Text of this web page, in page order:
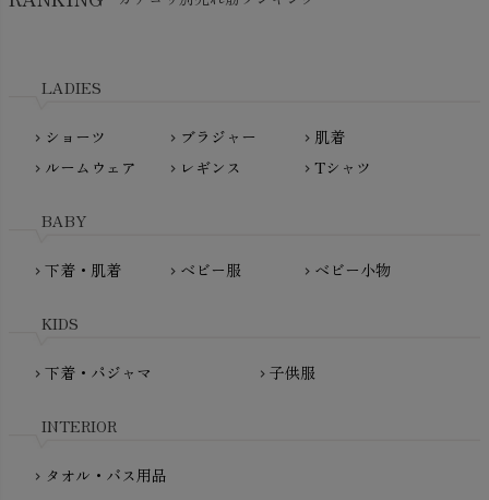
nanadecor（ナナデェコール）
PeopleTree（ピープルツリー）
PRISTINE（プリスティン）
fromF（フロムエフ）
kidscase（キッズケース）
Madame MO（マダムモー）
maggies（マギーズ）
MATONA（マトナ）
mini rodini（ミニロディーニ）
My Little Cozmo（マイリトルコズモ）
NewNative（ニューネイティブ）
LADIES
chevron_right ショーツ chevron_right ブラジャー chevron_right 肌着
chevron_right ルームウェア chevron_right レギンス chevron_rightTシャツ
BABY
chevron_right 下着・肌着 chevron_right ベビー服 chevron_right ベビー小物
KIDS
chevron_right 下着・パジャマ chevron_right 子供服
INTERIOR
chevron_right タオル・バス用品